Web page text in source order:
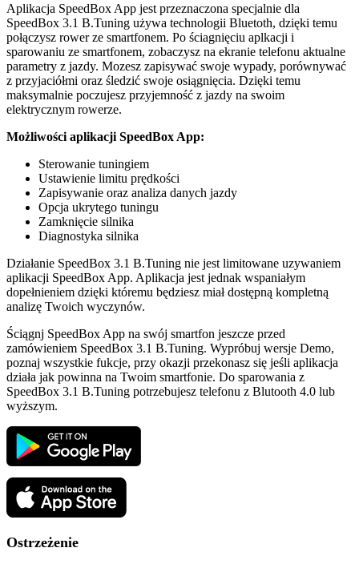
Aplikacja SpeedBox App jest przeznaczona specjalnie dla
SpeedBox 3.1 B.Tuning używa technologii Bluetoth, dzięki temu
połączysz rower ze smartfonem. Po ściagnięciu aplkacji i
sparowaniu ze smartfonem, zobaczysz na ekranie telefonu aktualne
parametry z jazdy. Mozesz zapisywać swoje wypady, porównywać
z przyjaciółmi oraz śledzić swoje osiągnięcia. Dzięki temu
maksymalnie poczujesz przyjemność z jazdy na swoim
elektrycznym rowerze.
Możliwości aplikacji SpeedBox App:
Sterowanie tuningiem
Ustawienie limitu prędkości
Zapisywanie oraz analiza danych jazdy
Opcja ukrytego tuningu
Zamknięcie silnika
Diagnostyka silnika
Działanie SpeedBox 3.1 B.Tuning nie jest limitowane uzywaniem
aplikacji SpeedBox App. Aplikacja jest jednak wspaniałym
dopełnieniem dzięki któremu będziesz miał dostępną kompletną
analizę Twoich wyczynów.
Ściągnj SpeedBox App na swój smartfon jeszcze przed
zamówieniem SpeedBox 3.1 B.Tuning. Wypróbuj wersje Demo,
poznaj wszystkie fukcje, przy okazji przekonasz się jeśli aplikacja
działa jak powinna na Twoim smartfonie. Do sparowania z
SpeedBox 3.1 B.Tuning potrzebujesz telefonu z Blutooth 4.0 lub
wyższym.
Ostrzeżenie